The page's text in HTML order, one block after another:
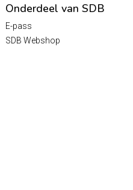
Onderdeel van SDB
E-pass
SDB Webshop